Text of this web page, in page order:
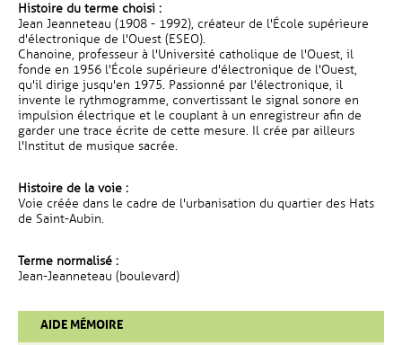
Histoire du terme choisi :
Jean Jeanneteau (1908 - 1992), créateur de l'École supérieure
d'électronique de l'Ouest (ESEO).
Chanoine, professeur à l'Université catholique de l'Ouest, il
fonde en 1956 l'École supérieure d'électronique de l'Ouest,
qu'il dirige jusqu'en 1975. Passionné par l'électronique, il
invente le rythmogramme, convertissant le signal sonore en
impulsion électrique et le couplant à un enregistreur afin de
garder une trace écrite de cette mesure. Il crée par ailleurs
l'Institut de musique sacrée.
Histoire de la voie :
Voie créée dans le cadre de l'urbanisation du quartier des Hats
de Saint-Aubin.
Terme normalisé :
Jean-Jeanneteau (boulevard)
AIDE MÉMOIRE